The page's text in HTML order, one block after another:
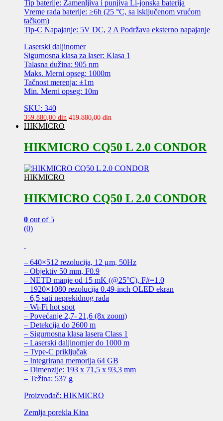
Tip baterije: Zamenljiva i punjiva Li-jonska baterija
Vreme rada baterije: ≥6h (25 °C, sa isključenom vrućom
tačkom)
Tip-C Napajanje: 5V DC, 2 A Podržava eksterno napajanje
Laserski daljinomer
Sigurnosna klasa za laser: Klasa 1
Talasna dužina: 905 nm
Maks. Merni opseg: 1000m
Tačnost merenja: ±1m
Min. Merni opseg: 10m
SKU: 340
359.880,00 din 419.880,00din
HIKMICRO
HIKMICRO CQ50 L 2.0 CONDOR
HIKMICRO
HIKMICRO CQ50 L 2.0 CONDOR
0 out of 5
(0)
– 640×512 rezolucija, 12 μm, 50Hz
– Objektiv 50 mm, F0.9
– NETD manje od 15 mK (@25°C), F#=1.0
– 1920×1080 rezolucija 0.49-inch OLED ekran
– 6,5 sati neprekidnog rada
– Wi-Fi hot spot
– Povećanje 2,7- 21,6 (8x zoom)
– Detekcija do 2600 m
– Sigurnosna klasa lasera Class 1
– Laserski daljinomjer do 1000 m
– Type-C priključak
– Integrirana memorija 64 GB
– Dimenzije: 193 x 71,5 x 93,3 mm
– Težina: 537 g
Proizvođač: HIKMICRO
Zemlja porekla Kina